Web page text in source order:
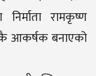
रामकृष्ण
आकर्षक बनाएको